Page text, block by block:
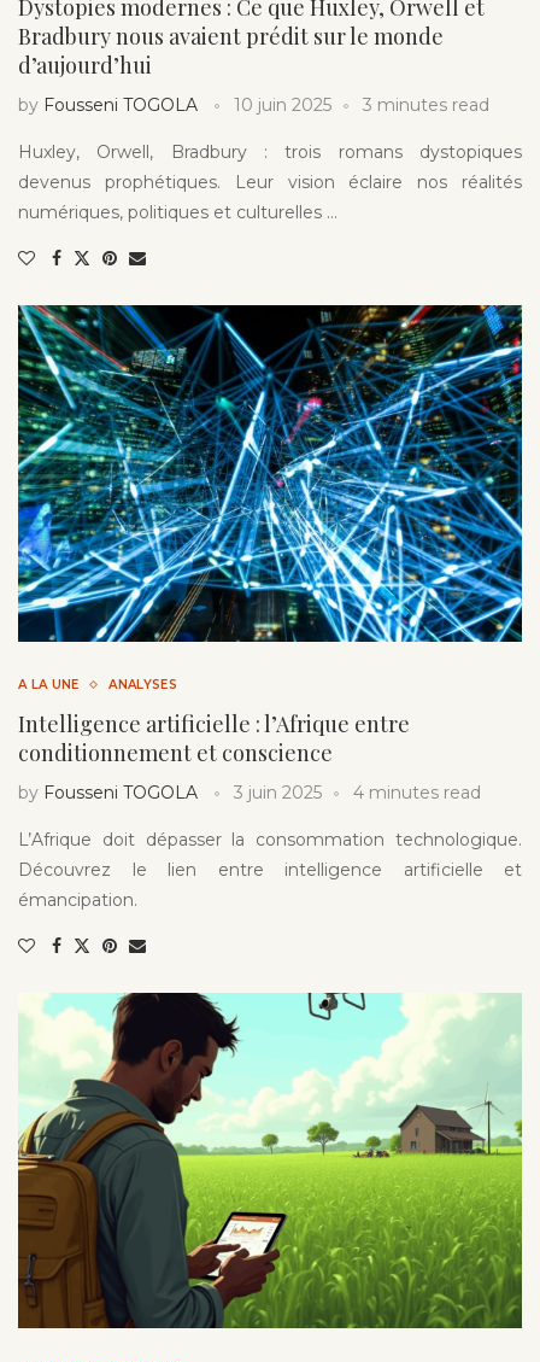
Dystopies modernes : Ce que Huxley, Orwell et
Bradbury nous avaient prédit sur le monde
d’aujourd’hui
by Fousseni TOGOLA 10 juin 2025 3 minutes read
Huxley, Orwell, Bradbury : trois romans dystopiques
devenus prophétiques. Leur vision éclaire nos réalités
numériques, politiques et culturelles …
A LA UNE ANALYSES
Intelligence artificielle : l’Afrique entre
conditionnement et conscience
by Fousseni TOGOLA 3 juin 2025 4 minutes read
L’Afrique doit dépasser la consommation technologique.
Découvrez le lien entre intelligence artificielle et
émancipation.